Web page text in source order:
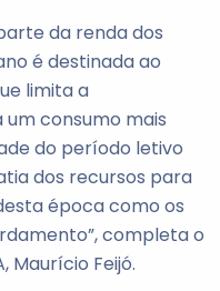
da renda dos
é destinada ao
limita a
consumo mais
do período letivo
dos recursos para
época como os
completa o
Maurício Feijó.